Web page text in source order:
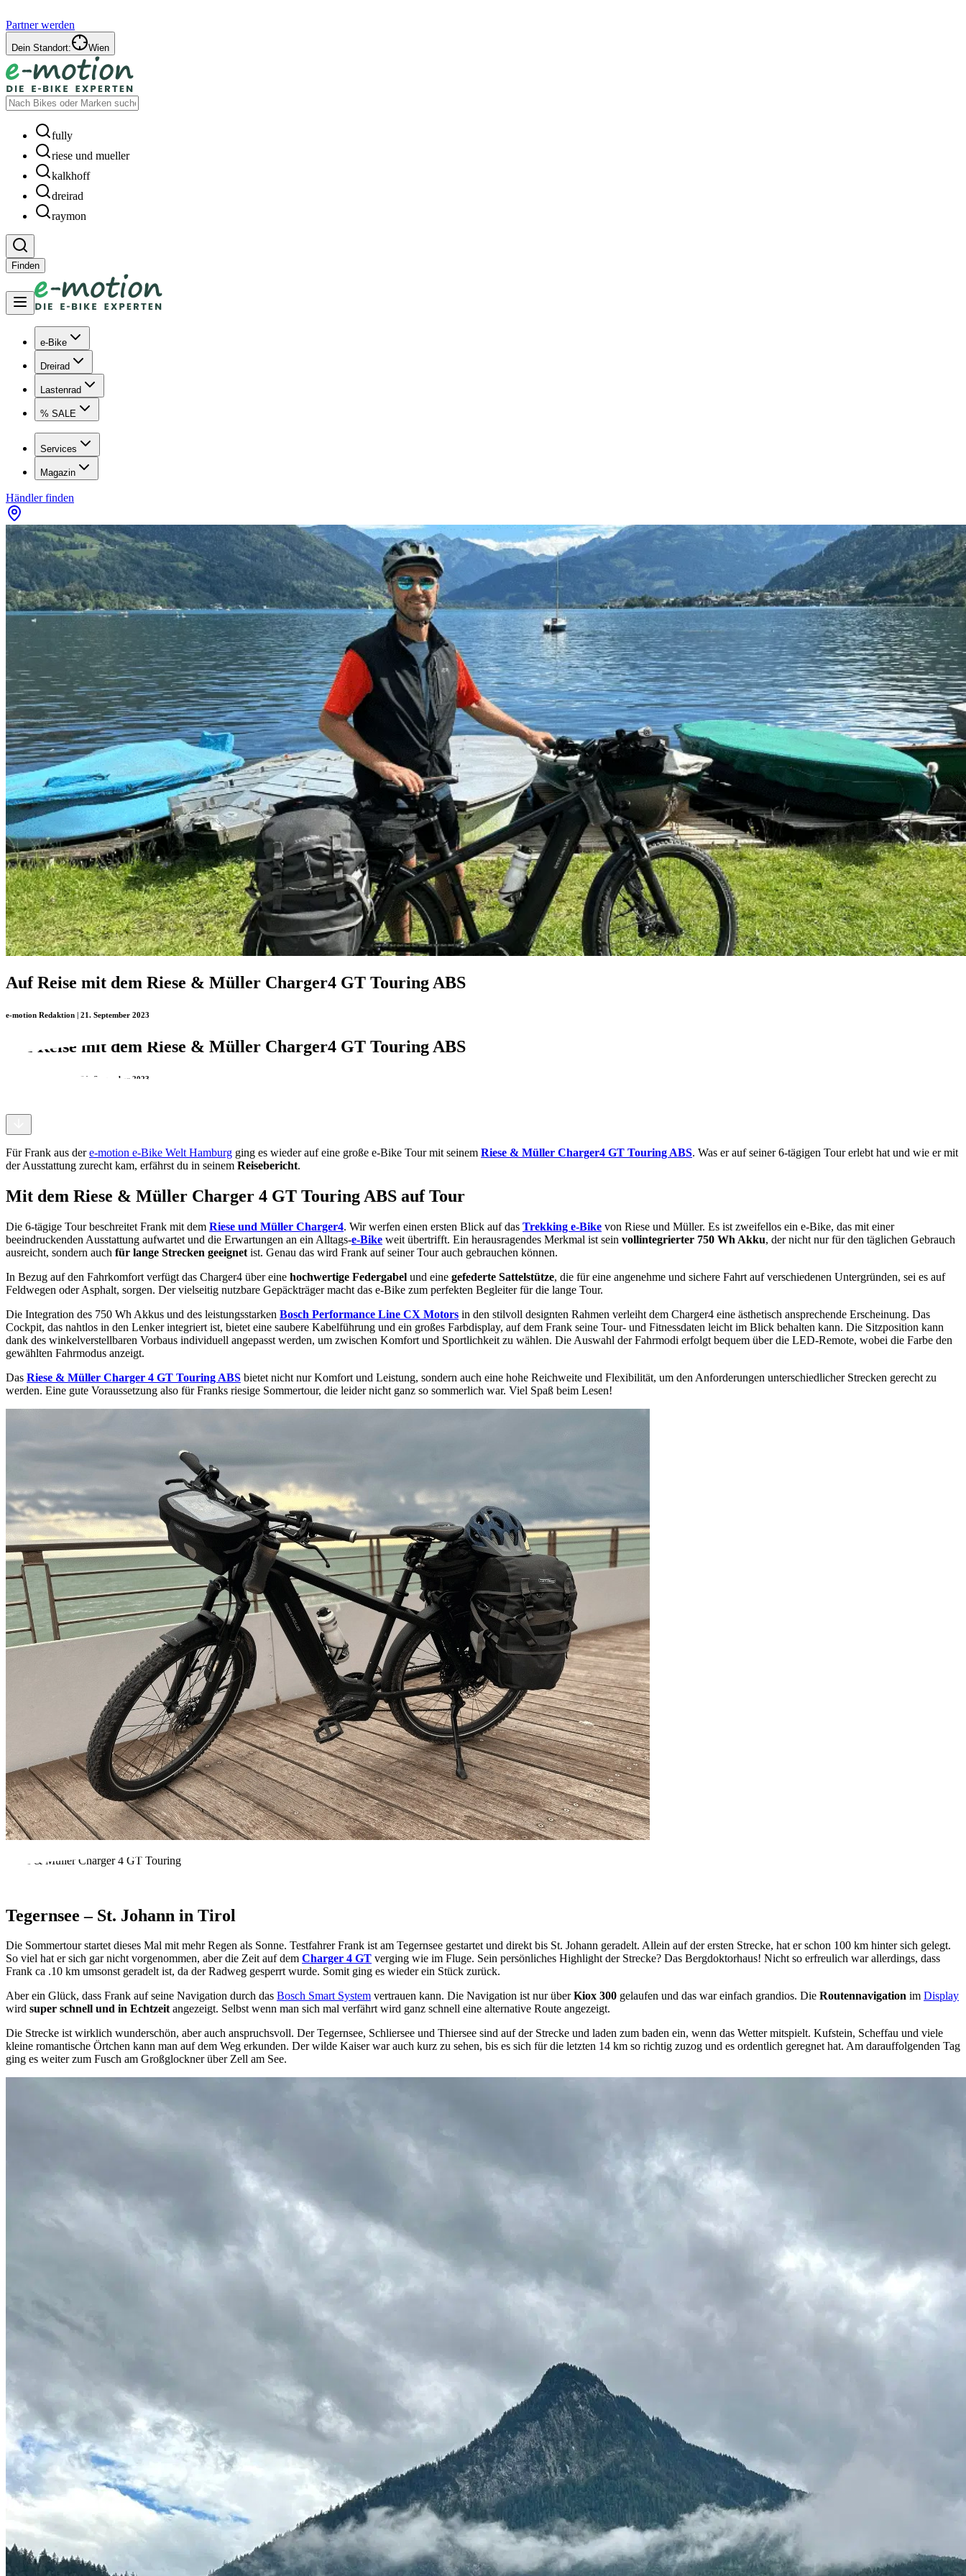
Partner werden
Dein Standort: Wien
fully
riese und mueller
kalkhoff
dreirad
raymon
Finden
e-Bike
Dreirad
Lastenrad
% SALE
Services
Magazin
Händler finden
Auf Reise mit dem Riese & Müller Charger4 GT Touring ABS
e-motion Redaktion | 21. September 2023
Auf Reise mit dem Riese & Müller Charger4 GT Touring ABS
e-motion Redaktion | 21. September 2023
Für Frank aus dere-motion e-Bike Welt Hamburg ging es wieder auf eine große e-Bike Tour mit seinem Riese & Müller Charger4 GT Touring ABS. Was er auf seiner 6-tägigen Tour erlebt hat und wie er mit
der Ausstattung zurecht kam, erfährst du in seinem Reisebericht.
Mit dem Riese & Müller Charger 4 GT Touring ABS auf Tour
Die 6-tägige Tour beschreitet Frank mit dem Riese und Müller Charger4. Wir werfen einen ersten Blick auf das Trekking e-Bike von Riese und Müller. Es ist zweifellos ein e-Bike, das mit einer
beeindruckenden Ausstattung aufwartet und die Erwartungen an ein Alltags-e-Bike weit übertrifft. Ein herausragendes Merkmal ist sein vollintegrierter 750 Wh Akku, der nicht nur für den täglichen Gebrauch
ausreicht, sondern auch für lange Strecken geeignet ist. Genau das wird Frank auf seiner Tour auch gebrauchen können.
In Bezug auf den Fahrkomfort verfügt das Charger4 über eine hochwertige Federgabel und eine gefederte Sattelstütze, die für eine angenehme und sichere Fahrt auf verschiedenen Untergründen, sei es auf
Feldwegen oder Asphalt, sorgen. Der vielseitig nutzbare Gepäckträger macht das e-Bike zum perfekten Begleiter für die lange Tour.
Die Integration des 750 Wh Akkus und des leistungsstarken Bosch Performance Line CX Motors in den stilvoll designten Rahmen verleiht dem Charger4 eine ästhetisch ansprechende Erscheinung. Das
Cockpit, das nahtlos in den Lenker integriert ist, bietet eine saubere Kabelführung und ein großes Farbdisplay, auf dem Frank seine Tour- und Fitnessdaten leicht im Blick behalten kann. Die Sitzposition kann
dank des winkelverstellbaren Vorbaus individuell angepasst werden, um zwischen Komfort und Sportlichkeit zu wählen. Die Auswahl der Fahrmodi erfolgt bequem über die LED-Remote, wobei die Farbe den
gewählten Fahrmodus anzeigt.
Das Riese & Müller Charger 4 GT Touring ABS bietet nicht nur Komfort und Leistung, sondern auch eine hohe Reichweite und Flexibilität, um den Anforderungen unterschiedlicher Strecken gerecht zu
werden. Eine gute Voraussetzung also für Franks riesige Sommertour, die leider nicht ganz so sommerlich war. Viel Spaß beim Lesen!
Riese & Müller Charger 4 GT Touring
Tegernsee – St. Johann in Tirol
Die Sommertour startet dieses Mal mit mehr Regen als Sonne. Testfahrer Frank ist am Tegernsee gestartet und direkt bis St. Johann geradelt. Allein auf der ersten Strecke, hat er schon 100 km hinter sich gelegt.
So viel hat er sich gar nicht vorgenommen, aber die Zeit auf dem Charger 4 GT verging wie im Fluge. Sein persönliches Highlight der Strecke? Das Bergdoktorhaus! Nicht so erfreulich war allerdings, dass
Frank ca .10 km umsonst geradelt ist, da der Radweg gesperrt wurde. Somit ging es wieder ein Stück zurück.
Aber ein Glück, dass Frank auf seine Navigation durch das Bosch Smart System vertrauen kann. Die Navigation ist nur überKiox 300 gelaufen und das war einfach grandios. Die Routennavigation im Display
wird super schnell und in Echtzeitangezeigt. Selbst wenn man sich mal verfährt wird ganz schnell eine alternative Route angezeigt.
Die Strecke ist wirklich wunderschön, aber auch anspruchsvoll. Der Tegernsee, Schliersee und Thiersee sind auf der Strecke und laden zum baden ein, wenn das Wetter mitspielt. Kufstein, Scheffau und viele
kleine romantische Örtchen kann man auf dem Weg erkunden. Der wilde Kaiser war auch kurz zu sehen, bis es sich für die letzten 14 km so richtig zuzog und es ordentlich geregnet hat. Am darauffolgenden Tag
ging es weiter zum Fusch am Großglockner über Zell am See.